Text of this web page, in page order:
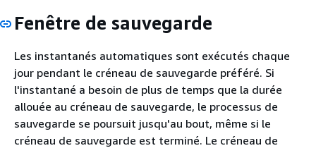
Fenêtre de sauvegarde
Les instantanés automatiques sont exécutés chaque
jour pendant le créneau de sauvegarde préféré. Si
l'instantané a besoin de plus de temps que la durée
allouée au créneau de sauvegarde, le processus de
sauvegarde se poursuit jusqu'au bout, même si le
créneau de sauvegarde est terminé. Le créneau de